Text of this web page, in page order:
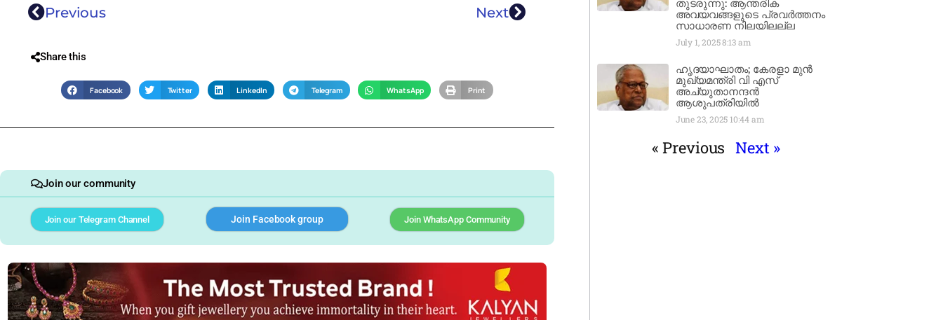
Previous Next
Share this
Facebook Twitter LinkedIn Telegram WhatsApp Print
Join our community
Join our Telegram Channel Join Facebook group Join WhatsApp Community
തുടരുന്നു: ആന്തരിക
അവയവങ്ങളുടെ പ്രവർത്തനം
സാധാരണ നിലയിലല്ല
July 1, 20258:13 am
ഹൃദയാഘാതം; കേരളാ മുൻ
മുഖ്യമന്ത്രി വി എസ്
അച്യുതാനന്ദൻ
ആശുപത്രിയിൽ
June 23, 2025 10:44 am
« Previous Next »